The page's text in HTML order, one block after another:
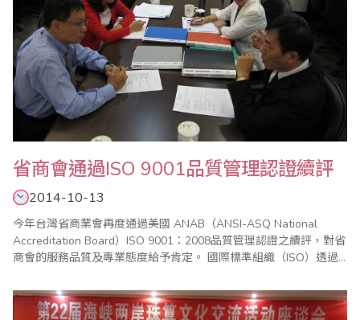
省商會通過ISO 9001品質管理認證續評
2014-10-13
今年台灣省商業會再度通過美國 ANAB（ANSI-ASQ National
Accreditation Board）ISO 9001：2008品質管理認證之續評，對省
商會的服務品質及專業態度給予肯定。 國際標準組織（ISO）透過
止，ISO 9001：2008品質管理證書已在全球187個國家發出超過
112萬張認證，許多國際性的機構都以..